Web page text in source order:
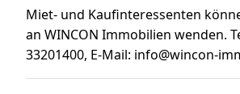
Miet- und Kaufinteressenten
an WINCON Immobilien wenden.
33201400, E-Mail: info@wincon-